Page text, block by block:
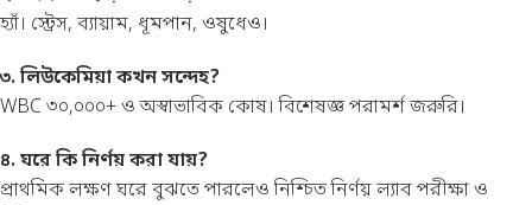
হ্যাঁ। স্ট্রেস, ব্যায়াম, ধূমপান, ওষুধেও।
৩. লিউকেমিয়া কখন সন্দেহ?
WBC ৩০,০০০+ ও অস্বাভাবিক কোষ। বিশেষজ্ঞ পরামর্শ জরুরি।
৪. ঘরে কি নির্ণয় করা যায়?
প্রাথমিক লক্ষণ ঘরে বুঝতে পারলেও নিশ্চিত নির্ণয় ল্যাব পরীক্ষা ও